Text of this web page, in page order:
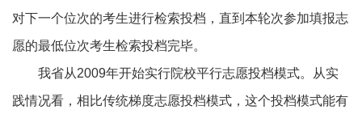
对下一个位次的考生进行检索投档，直到本轮次参加填报志
愿的最低位次考生检索投档完毕。
我省从2009年开始实行院校平行志愿投档模式。从实
践情况看，相比传统梯度志愿投档模式，这个投档模式能有